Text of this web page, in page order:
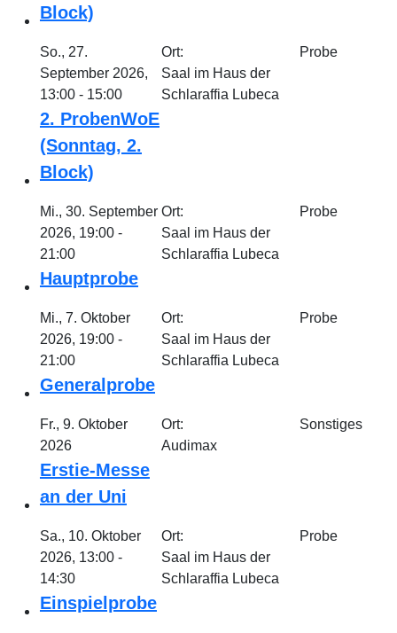
Block)
So., 27.
September 2026,
13:00 - 15:00
2. ProbenWoE
(Sonntag, 2.
Block)
Ort:
Saal im Haus der
Schlaraffia Lubeca
Probe
Mi., 30. September
2026, 19:00 -
21:00
Hauptprobe
Ort:
Saal im Haus der
Schlaraffia Lubeca
Probe
Mi., 7. Oktober
2026, 19:00 -
21:00
Generalprobe
Ort:
Saal im Haus der
Schlaraffia Lubeca
Probe
Fr., 9. Oktober
2026
Erstie-Messe
an der Uni
Ort:
Audimax
Sonstiges
Sa., 10. Oktober
2026, 13:00 -
14:30
Einspielprobe
Ort:
Saal im Haus der
Schlaraffia Lubeca
Probe